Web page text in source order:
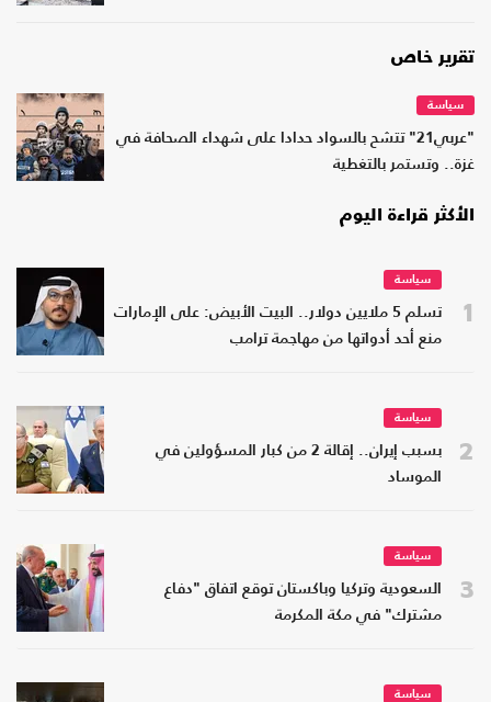
تقرير خاص
سياسة
"عربي21" تتشح بالسواد حدادا على شهداء الصحافة في
غزة.. وتستمر بالتغطية
الأكثر قراءة اليوم
1
سياسة
تسلم 5 ملايين دولار.. البيت الأبيض: على الإمارات
منع أحد أدواتها من مهاجمة ترامب
2
سياسة
بسبب إيران.. إقالة 2 من كبار المسؤولين في
الموساد
3
سياسة
السعودية وتركيا وباكستان توقع اتفاق "دفاع
مشترك" في مكة المكرمة
سياسة